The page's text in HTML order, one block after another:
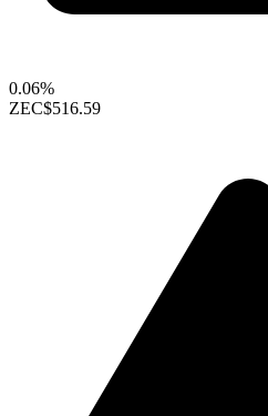
0.06%
ZEC$516.59